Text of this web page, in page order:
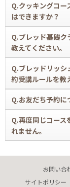
いただき、対象
クしていただくと
A.
MYページ（復習
きるというサービ
載している内容
複写・複製はご
ませんのでご了承
Q.クッキングコー
はできますか？
A.
基礎クラス・バ
だくことは可能で
Q.ブレッド基礎
教えてください。
A.
基礎クラスはラ
複数回、受講いた
Q.ブレッドリッ
約受講ルールを教
A.
リッシュクラス
して予約受講す
す。）
また、一度受講済
す。
ちの方も予約受
ページをご確認
Q.お友だち予約に
A.
レッスン予約を
機能です。こちら
Q.再度同じコース
れません。
基礎クラス・マ
の回数を迎える
お問い合
サイトポリシー